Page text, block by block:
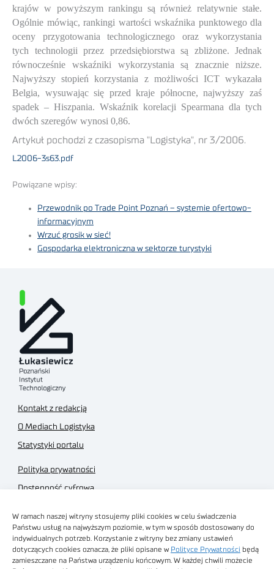
W ramach naszej witryny stosujemy pliki cookies w celu świadczenia
Państwu usług na najwyższym poziomie, w tym w sposób dostosowany do
indywidualnych potrzeb. Korzystanie z witryny bez zmiany ustawień
dotyczących cookies oznacza, że pliki opisane w Polityce Prywatności będą
zamieszczane na Państwa urządzeniu końcowym. W każdej chwili możecie
krajów w powyższym rankingu są również relatywnie stałe.
Ogólnie mówiąc, rankingi wartości wskaźnika punktowego dla
oceny przygotowania technologicznego oraz wykorzystania
tych technologii przez przedsiębiorstwa są zbliżone. Jednak
równocześnie wskaźniki wykorzystania są znacznie niższe.
Najwyższy stopień korzystania z możliwości ICT wykazała
Belgia, wysuwając się przed kraje północne, najwyższy zaś
spadek – Hiszpania. Wskaźnik korelacji Spearmana dla tych
dwóch szeregów wynosi 0,86.
Artykuł pochodzi z czasopisma "Logistyka", nr 3/2006.
L2006-3s63.pdf
Powiązane wpisy:
Przewodnik po Trade Point Poznań – systemie ofertowo-
informacyjnym
Wrzuć grosik w sieć!
Gospodarka elektroniczna w sektorze turystyki
Kontakt z redakcją
O Mediach Logistyka
Statystyki portalu
Polityka prywatności
Dostępność cyfrowa
Regulamin sklepu